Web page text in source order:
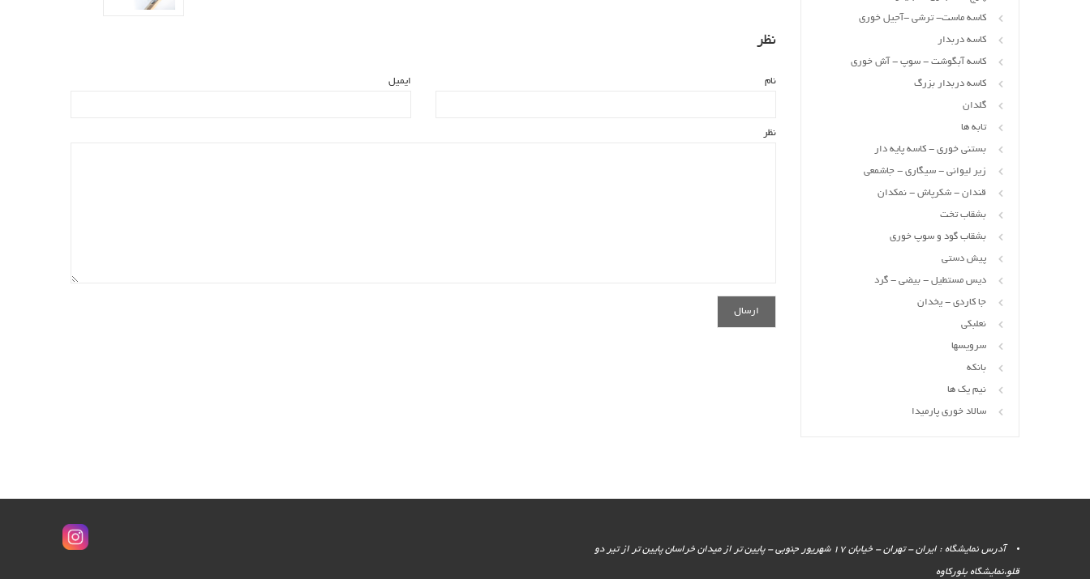
نظر
ایمیل نام
نظر
کاسه ماست- ترشی -آجیل خوری
کاسه دربدار
کاسه آبگوشت - سوپ - آش خوری
کاسه دربدار بزرگ
گلدان
تابه ها
بستنی خوری - کاسه پایه دار
زیر لیوانی - سیگاری - جاشمعی
قندان - شکرپاش - نمکدان
بشقاب تخت
بشقاب گود و سوپ خوری
پیش دستی
دیس مستطیل - بیضی - گرد
جا کاردی - یخدان
نعلبکی
سرویسها
بانکه
نیم یک ها
سالاد خوری پارمیدا
آدرس نمایشگاه : ایران - تهران - خیابان 17 شهریور جنوبی - پایین تر از میدان خراسان پایین تر از تیر دو
قلو،نمایشگاه بلورکاوه